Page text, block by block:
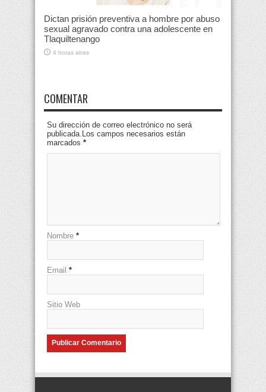
Dictan prisión preventiva a hombre por abuso
sexual agravado contra una adolescente en
Tlaquiltenango
4 horas atras
COMENTAR
Su dirección de correo electrónico no será
publicada.Los campos necesarios están
marcados *
Nombre *
Email *
Sitio Web